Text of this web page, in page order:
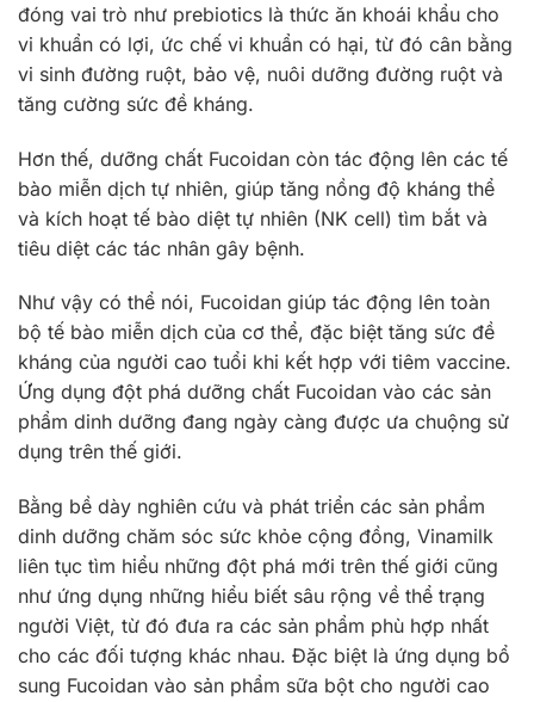
đóng vai trò như prebiotics là thức ăn khoái khẩu cho
vi khuẩn có lợi, ức chế vi khuẩn có hại, từ đó cân bằng
vi sinh đường ruột, bảo vệ, nuôi dưỡng đường ruột và
tăng cường sức đề kháng.
Hơn thế, dưỡng chất Fucoidan còn tác động lên các tế
bào miễn dịch tự nhiên, giúp tăng nồng độ kháng thể
và kích hoạt tế bào diệt tự nhiên (NK cell) tìm bắt và
tiêu diệt các tác nhân gây bệnh.
Như vậy có thể nói, Fucoidan giúp tác động lên toàn
bộ tế bào miễn dịch của cơ thể, đặc biệt tăng sức đề
kháng của người cao tuổi khi kết hợp với tiêm vaccine.
Ứng dụng đột phá dưỡng chất Fucoidan vào các sản
phẩm dinh dưỡng đang ngày càng được ưa chuộng sử
dụng trên thế giới.
Bằng bề dày nghiên cứu và phát triển các sản phẩm
dinh dưỡng chăm sóc sức khỏe cộng đồng, Vinamilk
liên tục tìm hiểu những đột phá mới trên thế giới cũng
như ứng dụng những hiểu biết sâu rộng về thể trạng
người Việt, từ đó đưa ra các sản phẩm phù hợp nhất
cho các đối tượng khác nhau. Đặc biệt là ứng dụng bổ
sung Fucoidan vào sản phẩm sữa bột cho người cao